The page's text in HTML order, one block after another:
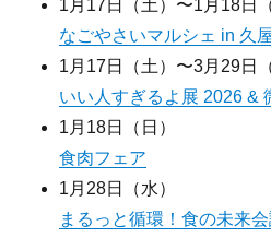
1月17日（土）〜1月18日
なごやさいマルシェ in 久
1月17日（土）〜3月29日
いい人すぎるよ展 2026 &
1月18日（日）
食肉フェア
1月28日（水）
まるっと循環！食の未来